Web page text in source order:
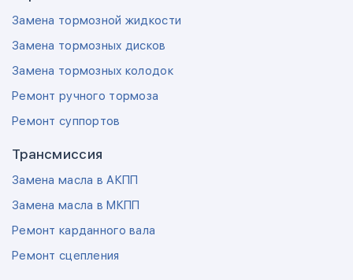
Замена тормозной жидкости
Замена тормозных дисков
Замена тормозных колодок
Ремонт ручного тормоза
Ремонт суппортов
Трансмиссия
Замена масла в АКПП
Замена масла в МКПП
Ремонт карданного вала
Ремонт сцепления